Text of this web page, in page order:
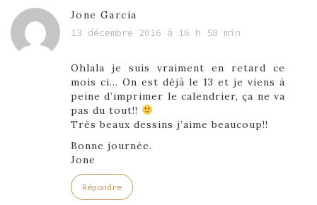
Jone Garcia
13 décembre 2016 à 16 h 58 min
Ohlala je suis vraiment en retard ce
mois ci… On est déjà le 13 et je viens à
peine d’imprimer le calendrier, ça ne va
pas du tout!!
Très beaux dessins j’aime beaucoup!!
Bonne journée.
Jone
Répondre